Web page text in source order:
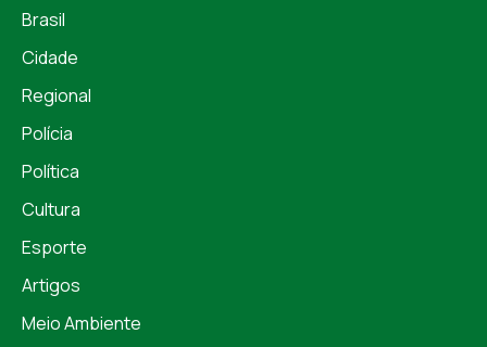
Brasil
Cidade
Regional
Polícia
Política
Cultura
Esporte
Artigos
Meio Ambiente